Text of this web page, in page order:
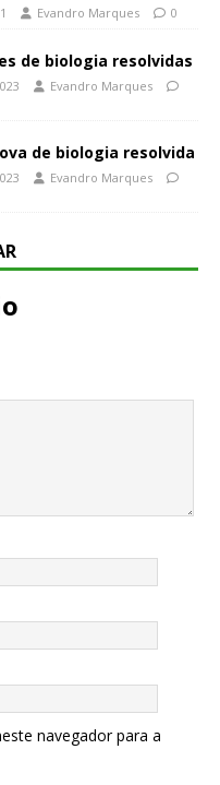
Evandro Marques 0
de biologia resolvidas
Evandro Marques
de biologia resolvida
Evandro Marques
navegador para a